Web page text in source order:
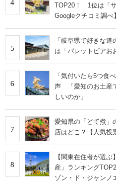
4
TOP20！ 1位は「
Googleクチコミ調べ】
5
「岐阜県で好きな
は「パレットピアお
6
「気付いたら5つ食
声 「愛知のお土産
しいのか」
7
愛知県の「どて煮
店はどこ？【人気投
8
【関東在住者が選
産」ランキング
ゾン・ド・ジャンノ